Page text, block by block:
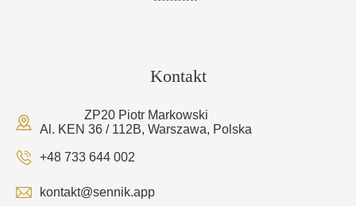
Kontakt
ZP20 Piotr Markowski
Al. KEN 36 / 112B, Warszawa, Polska
+48 733 644 002
kontakt@sennik.app